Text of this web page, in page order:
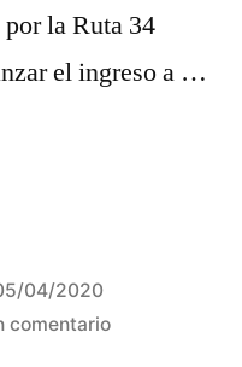
la Ruta 34
el ingreso a …
04/2020
comentarioen